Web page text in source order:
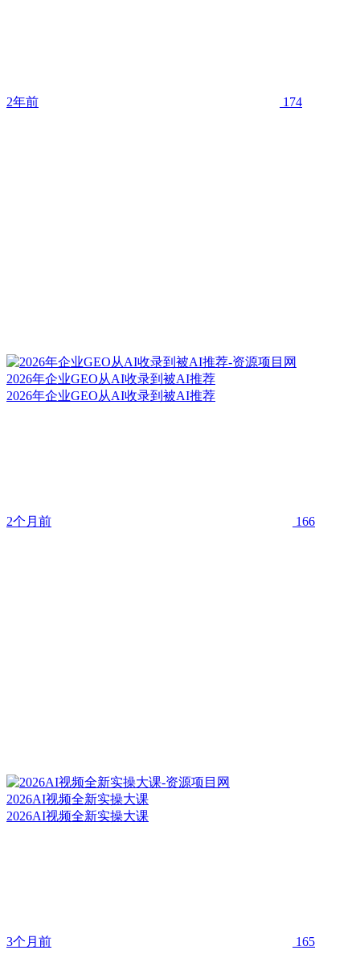
2年前 174
2026年企业GEO从AI收录到被AI推荐
2026年企业GEO从AI收录到被AI推荐
2个月前 166
2026AI视频全新实操大课
2026AI视频全新实操大课
3个月前 165